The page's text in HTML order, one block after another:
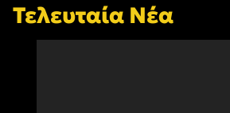
Τελευταία Νέα